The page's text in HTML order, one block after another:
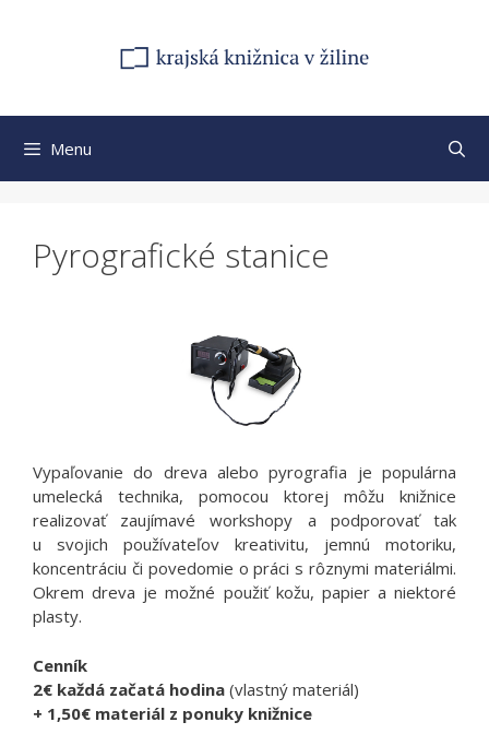
Menu
Pyrografické stanice
Vypaľovanie do dreva alebo pyrografia je populárna
umelecká technika, pomocou ktorej môžu knižnice
realizovať zaujímavé workshopy a podporovať tak
u svojich používateľov kreativitu, jemnú motoriku,
koncentráciu či povedomie o práci s rôznymi materiálmi.
Okrem dreva je možné použiť kožu, papier a niektoré
plasty.
Cenník
2€ každá začatá hodina (vlastný materiál)
+ 1,50€ materiál z ponuky knižnice